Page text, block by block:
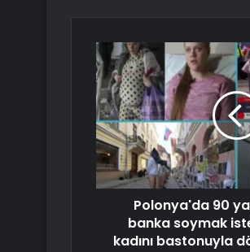
Polonya'da 90
banka soymak
kadını bastonuyla